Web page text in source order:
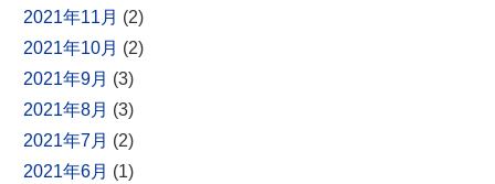
2021年11月 (2)
2021年10月 (2)
2021年9月 (3)
2021年8月 (3)
2021年7月 (2)
2021年6月 (1)